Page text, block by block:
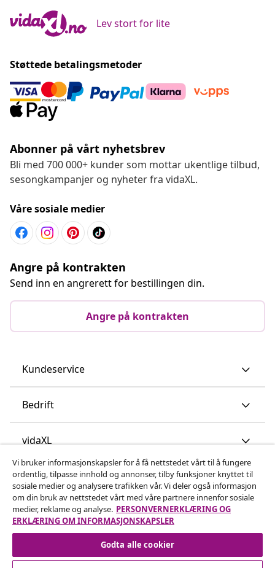
Lev stort for lite
Støttede betalingsmetoder
Abonner på vårt nyhetsbrev
Bli med 700 000+ kunder som mottar ukentlige tilbud,
sesongkampanjer og nyheter fra vidaXL.
Våre sosiale medier
Angre på kontrakten
Send inn en angrerett for bestillingen din.
Angre på kontrakten
Kundeservice
Bedrift
vidaXL
Oppdag mer
Vi bruker informasjonskapsler for å få nettstedet vårt til å fungere
ordentlig, tilpasse innhold og annonser, tilby funksjoner knyttet til
sosiale medier og analysere trafikken vår. Vi deler også informasjon
om din bruk av nettstedet vårt med våre partnere innenfor sosiale
medier, reklame og analyse. PERSONVERNERKLÆRING OG
ERKLÆRING OM INFORMASJONSKAPSLER
Godta alle cookier